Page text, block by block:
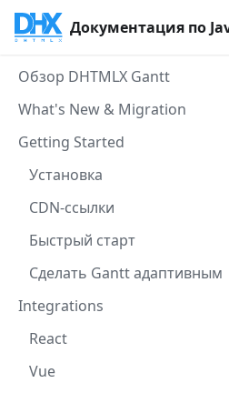
Документация по
Обзор DHTMLX Gantt
What's New & Migration
Getting Started
Установка
CDN-ссылки
Быстрый старт
Сделать Gantt адаптивным
Integrations
React
Vue